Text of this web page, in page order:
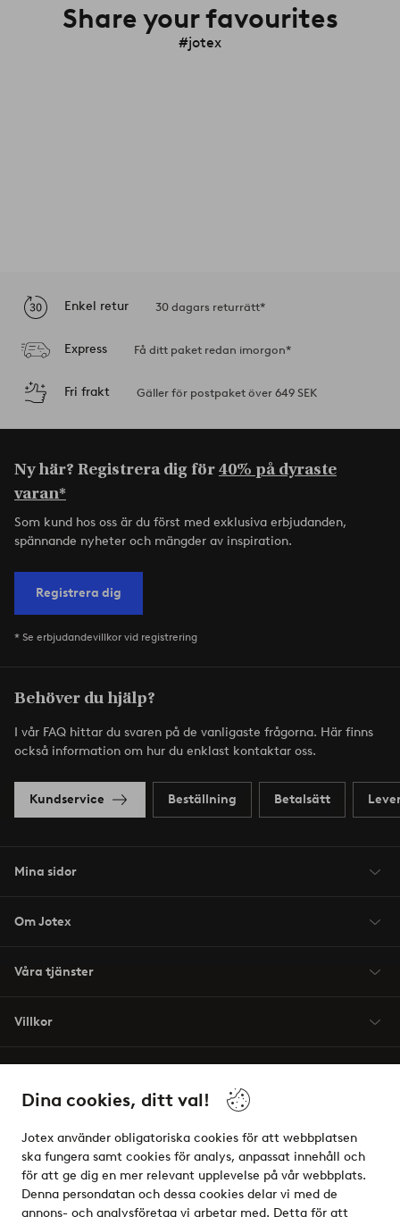
Dina cookies, ditt val!
Jotex använder obligatoriska cookies för att webbplatsen
ska fungera samt cookies för analys, anpassat innehåll och
för att ge dig en mer relevant upplevelse på vår webbplats.
Denna persondatan och dessa cookies delar vi med de
annons- och analysföretag vi arbetar med. Detta för att
Share your favourites
#jotex
Enkel retur 30 dagars returrätt*
Express Få ditt paket redan imorgon*
Fri frakt Gäller för postpaket över 649 SEK
Ny här? Registrera dig för40% på dyraste
varan*
Som kund hos oss är du först med exklusiva erbjudanden,
spännande nyheter och mängder av inspiration.
Registrera dig
* Se erbjudandevillkor vid registrering
Behöver du hjälp?
I vår FAQ hittar du svaren på de vanligaste frågorna. Här finns
också information om hur du enklast kontaktar oss.
Kundservice Beställning Betalsätt
Mina sidor
Om Jotex
Våra tjänster
Villkor
Säkra betalningar - Betala direkt eller dela upp